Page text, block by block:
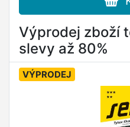
Výprodej zboží
slevy až 80%
VÝPRODEJ